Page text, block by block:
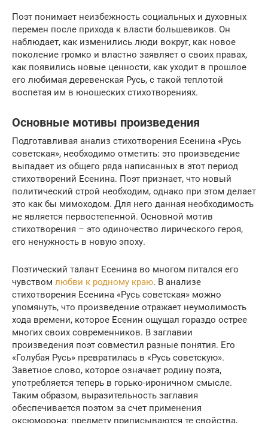
Поэт понимает неизбежность социальных и духовных
перемен после прихода к власти большевиков. Он
наблюдает, как изменились люди вокруг, как новое
поколение громко и властно заявляет о своих правах,
как появились новые ценности, как уходит в прошлое
его любимая деревенская Русь, с такой теплотой
воспетая им в юношеских стихотворениях.
Основные мотивы произведения
Подготавливая анализ стихотворения Есенина «Русь
советская», необходимо отметить: это произведение
выпадает из общего ряда написанных в этот период
стихотворений Есенина. Поэт признает, что новый
политический строй необходим, однако при этом делает
это как бы мимоходом. Для него данная необходимость
не является первостепенной. Основной мотив
стихотворения – это одиночество лирического героя,
его ненужность в новую эпоху.
Поэтический талант Есенина во многом питался его
чувством любви к родному краю. В анализе
стихотворения Есенина «Русь советская» можно
упомянуть, что произведение отражает неумолимость
хода времени, которое Есенин ощущал гораздо острее
многих своих современников. В заглавии
произведения поэт совместил разные понятия. Его
«Голубая Русь» превратилась в «Русь советскую».
Заветное слово, которое означает родину поэта,
употребляется теперь в горько-ироничном смысле.
Таким образом, выразительность заглавия
обеспечивается поэтом за счет применения
оксюморона: предмету приписываются те свойства,